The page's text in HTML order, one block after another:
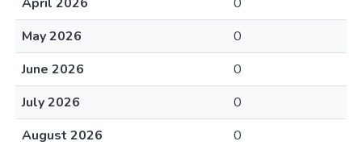
May 2026
0
June 2026
0
July 2026
0
August 2026
0